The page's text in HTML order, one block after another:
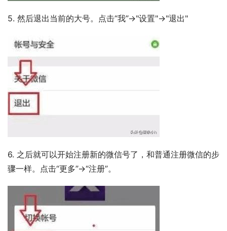
5. 然后退出当前的大号。点击“我”->"设置"->"退出"
6. 之后就可以开始注册新的微信号了，和普通注册微信的步
骤一样。点击“更多”->“注册”。